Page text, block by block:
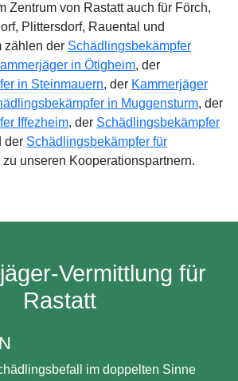
Zentrum von Rastatt auch für Förch,
Plittersdorf, Rauental und
zählen der Schädlingsbekämpfer
in Ötigheim, der
in Steinmauern, der Kammerjäger
in Muggensturm, der
Iffezheim, der Schädlingsbekämpfer
der Schädlingsbekämpfer für
zu unseren Kooperationspartnern.
Vermittlung für
Rastatt
im doppelten Sinne